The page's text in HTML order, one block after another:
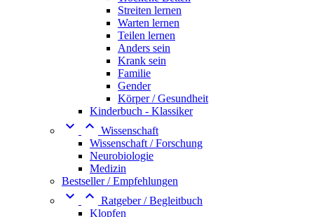
Streiten lernen
Warten lernen
Teilen lernen
Anders sein
Krank sein
Familie
Gender
Körper / Gesundheit
Kinderbuch - Klassiker
  Wissenschaft
Wissenschaft / Forschung
Neurobiologie
Medizin
Bestseller / Empfehlungen
  Ratgeber / Begleitbuch
Klopfen